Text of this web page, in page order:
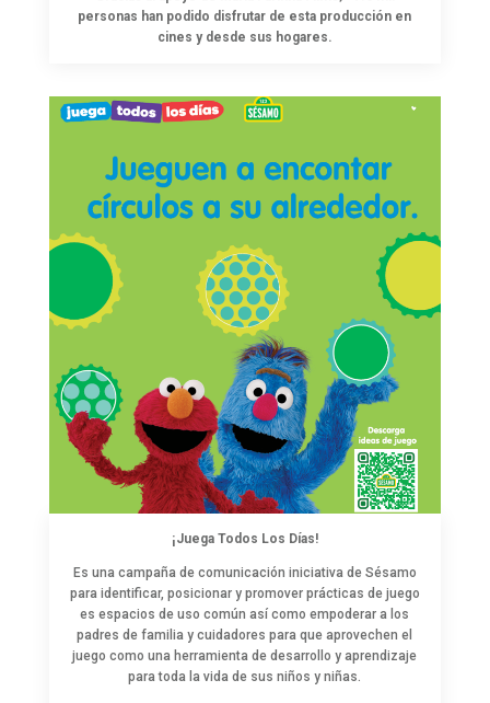
personas han podido disfrutar de esta producción en
cines y desde sus hogares.
¡Juega Todos Los Días!
Es una campaña de comunicación iniciativa de Sésamo
para identificar, posicionar y promover prácticas de juego
es espacios de uso común así como empoderar a los
padres de familia y cuidadores para que aprovechen el
juego como una herramienta de desarrollo y aprendizaje
para toda la vida de sus niños y niñas.